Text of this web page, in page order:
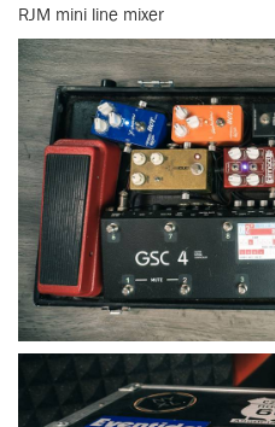
RJM mini line mixer